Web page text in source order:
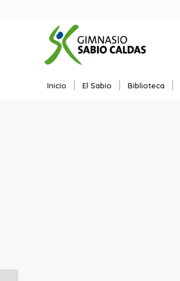
Inicio El Sabio Biblioteca